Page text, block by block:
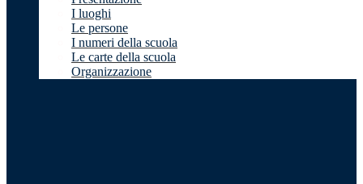
I luoghi
Le persone
I numeri della scuola
Le carte della scuola
Organizzazione